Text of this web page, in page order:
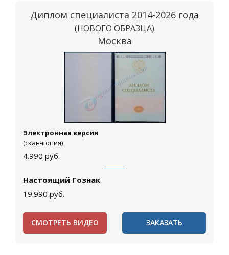
Диплом специалиста 2014-2026 года
(НОВОГО ОБРАЗЦА)
Москва
Электронная версия
(скан-копия)
4.990 руб.
Настоящий Гознак
19.990 руб.
СМОТРЕТЬ ВИДЕО ЗАКАЗАТЬ